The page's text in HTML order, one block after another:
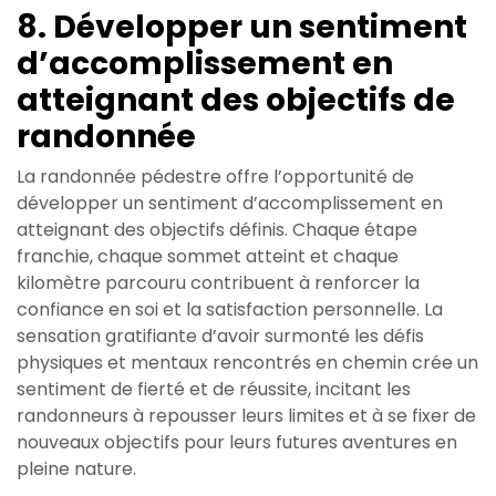
8. Développer un sentiment
d’accomplissement en
atteignant des objectifs de
randonnée
La randonnée pédestre offre l’opportunité de
développer un sentiment d’accomplissement en
atteignant des objectifs définis. Chaque étape
franchie, chaque sommet atteint et chaque
kilomètre parcouru contribuent à renforcer la
confiance en soi et la satisfaction personnelle. La
sensation gratifiante d’avoir surmonté les défis
physiques et mentaux rencontrés en chemin crée un
sentiment de fierté et de réussite, incitant les
randonneurs à repousser leurs limites et à se fixer de
nouveaux objectifs pour leurs futures aventures en
pleine nature.